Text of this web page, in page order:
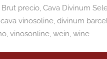
precio Cava Divinum
cava vinosoline divinum
vinosonline wein wine